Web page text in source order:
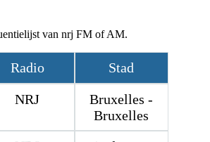
van nrj FM of AM.
Radio Stad
NRJ
Bruxelles -
Bruxelles